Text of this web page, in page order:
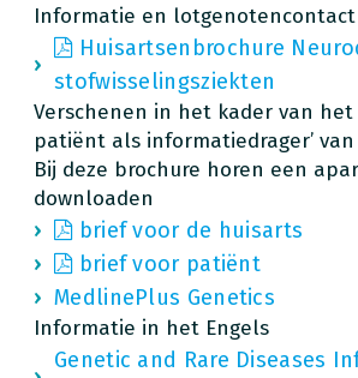
Informatie en lotgenotencontact
Huisartsenbrochure
stofwisselingsziekten
Verschenen in het kader van het
patiënt als informatiedrager’ van
Bij deze brochure horen een
downloaden
brief voor de huisarts
brief voor patiënt
MedlinePlus Genetics
Informatie in het Engels
Genetic and Rare Diseases